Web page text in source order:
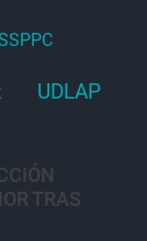
UDLAP
TRAS